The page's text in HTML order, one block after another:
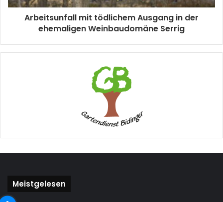
Arbeitsunfall mit tödlichem Ausgang in der
ehemaligen Weinbaudomäne Serrig
Meistgelesen